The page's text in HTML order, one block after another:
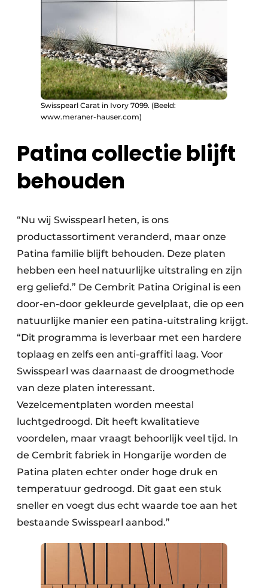
Swisspearl Carat in Ivory 7099. (Beeld:
www.meraner-hauser.com)
Patina collectie blijft
behouden
“Nu wij Swisspearl heten, is ons
productassortiment veranderd, maar onze
Patina familie blijft behouden. Deze platen
hebben een heel natuurlijke uitstraling en zijn
erg geliefd.” De Cembrit Patina Original is een
door-en-door gekleurde gevelplaat, die op een
natuurlijke manier een patina-uitstraling krijgt.
“Dit programma is leverbaar met een hardere
toplaag en zelfs een anti-graffiti laag. Voor
Swisspearl was daarnaast de droogmethode
van deze platen interessant.
Vezelcementplaten worden meestal
luchtgedroogd. Dit heeft kwalitatieve
voordelen, maar vraagt behoorlijk veel tijd. In
de Cembrit fabriek in Hongarije worden de
Patina platen echter onder hoge druk en
temperatuur gedroogd. Dit gaat een stuk
sneller en voegt dus echt waarde toe aan het
bestaande Swisspearl aanbod.”